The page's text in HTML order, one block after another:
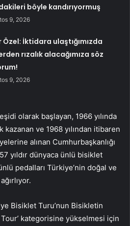
böyle kandırıyormuş
9, 2026
Özel: İktidara ulaştığımızda
rızalık alacağımıza söz
9, 2026
olarak başlayan, 1966 yılında
kazanan ve 1968 yılından itibaren
alınan Cumhurbaşkanlığı
yıldır dünyaca ünlü bisiklet
pedalları Türkiye’nin doğal ve
Bisiklet Turu’nun Bisikletin
kategorisine yükselmesi için